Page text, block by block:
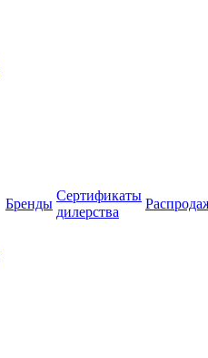
Бренды
Сертификаты
дилерства